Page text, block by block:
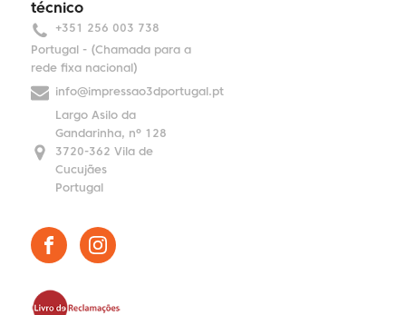
técnico
+351 256 003 738
Portugal - (Chamada para a
rede fixa nacional)
info@impressao3dportugal.pt
Largo Asilo da
Gandarinha, nº 128
3720-362 Vila de
Cucujães
Portugal